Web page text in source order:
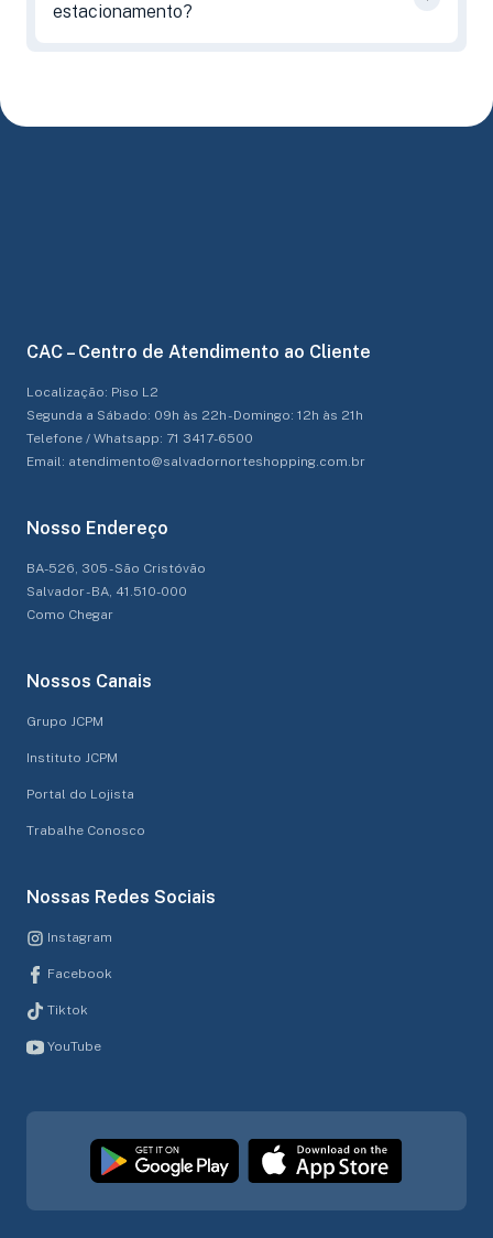
estacionamento?
CAC – Centro de Atendimento ao Cliente
Localização: Piso L2
Segunda a Sábado: 09h às 22h - Domingo: 12h às 21h
Telefone / Whatsapp: 71 3417-6500
Email: atendimento@salvadornorteshopping.com.br
Nosso Endereço
BA-526, 305 - São Cristóvão
Salvador - BA, 41.510-000
Como Chegar
Nossos Canais
Grupo JCPM
Instituto JCPM
Portal do Lojista
Trabalhe Conosco
Nossas Redes Sociais
Instagram
Facebook
Tiktok
YouTube